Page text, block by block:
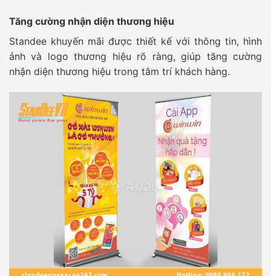
Tăng cường nhận diện thương hiệu
Standee khuyến mãi được thiết kế với thông tin, hình
ảnh và logo thương hiệu rõ ràng, giúp tăng cường
nhận diện thương hiệu trong tâm trí khách hàng.